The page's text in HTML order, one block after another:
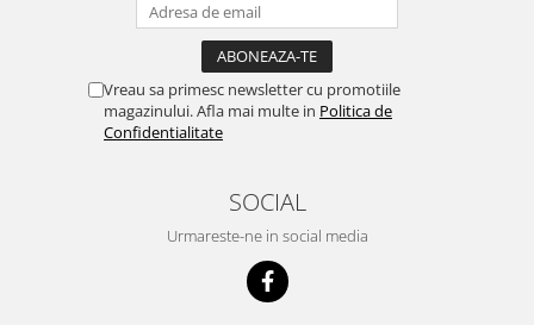
Vreau sa primesc newsletter cu promotiile
magazinului. Afla mai multe in Politica de
Confidentialitate
SOCIAL
Urmareste-ne in social media